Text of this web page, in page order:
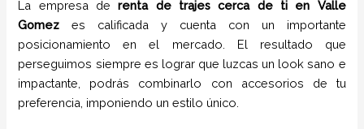
La empresa derenta de trajes cerca de ti en Valle
Gomez
es calificada y cuenta con un importante
posicionamiento en el mercado. El resultado que
perseguimos siempre es lograr que luzcas un look sano e
impactante, podrás combinarlo con accesorios de tu
preferencia, imponiendo un estilo único.